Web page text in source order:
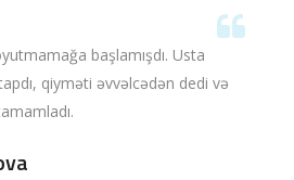
başlamışdı. Usta
qiyməti əvvəlcədən dedi və